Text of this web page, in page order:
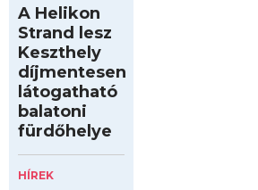
A Helikon
Strand lesz
Keszthely
díjmentesen
látogatható
balatoni
fürdőhelye
HÍREK